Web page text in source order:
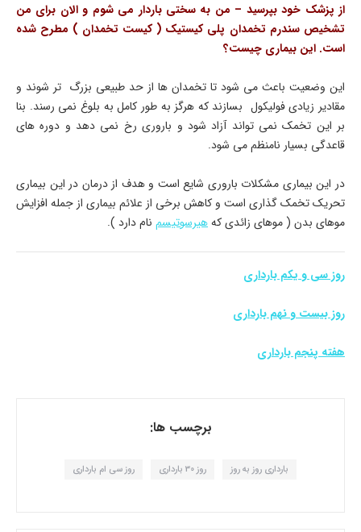
از پزشک خود بپرسید – من به سختی باردار می شوم و الان برای من
تشخیص سندرم تخمدان پلی کیستیک ( کیست تخمدان ) مطرح شده
است. این بیماری چیست؟
این وضعیت باعث می شود تا تخمدان ها از حد طبیعی بزرگ تر شوند و
مقادیر زیادی فولیکول بسازند که هرگز به طور کامل به بلوغ نمی رسند. بنا
بر این تخمک نمی تواند آزاد شود و باروری رخ نمی دهد و دوره های
قاعدگی بسیار نامنظم می شود.
در این بیماری مشکلات باروری شایع است و هدف از درمان در این بیماری
تحریک تخمک گذاری است و کاهش برخی از علائم بیماری از جمله افزایش
موهای بدن ( موهای زائدی کههیرسوتیسم نام دارد ).
روز سی و یکم بارداری
روز بیست و نهم بارداری
هفته پنجم بارداری
برچسب ها:
بارداری روز به روز روز 30 بارداری روز سی ام بارداری